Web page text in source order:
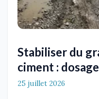
Stabiliser du
ciment :
25 juillet 2026